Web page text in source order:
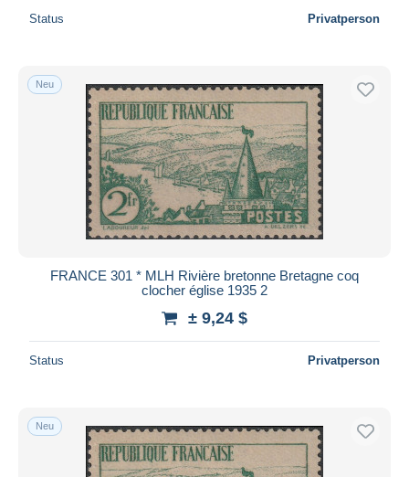
Status Privatperson
Neu
FRANCE 301 * MLH Rivière bretonne Bretagne coq
clocher église 1935 2
± 9,24 $
Status Privatperson
Neu